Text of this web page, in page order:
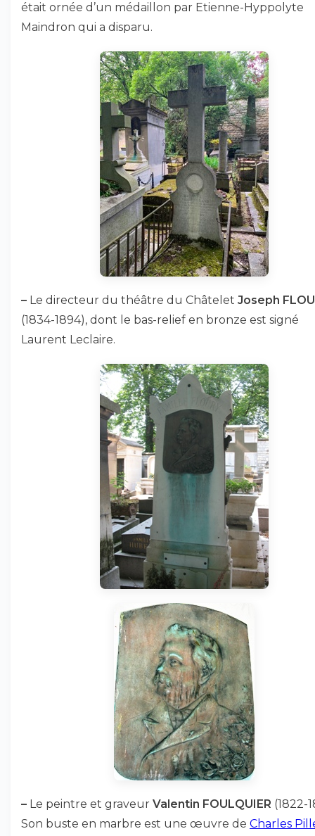
était ornée d’un médaillon par Etienne-Hyppolyte
Maindron qui a disparu.
– Le directeur du théâtre du Châtelet Joseph
(1834-1894), dont le bas-relief en bronze est signé
Laurent Leclaire.
– Le peintre et graveur Valentin FOULQUIER (1822-
Son buste en marbre est une œuvre de Charles